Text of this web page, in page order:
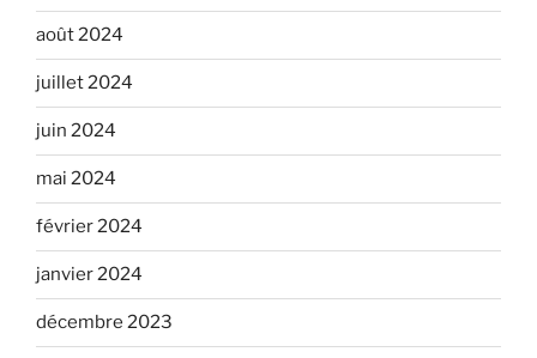
août 2024
juillet 2024
juin 2024
mai 2024
février 2024
janvier 2024
décembre 2023